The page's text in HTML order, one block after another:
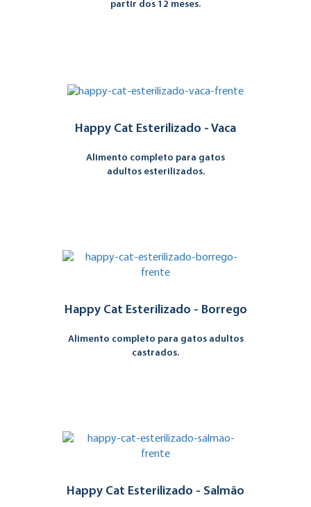
partir dos 12 meses.
Happy Cat Esterilizado - Vaca
Alimento completo para gatos
adultos esterilizados.
Happy Cat Esterilizado - Borrego
Alimento completo para gatos adultos
castrados.
Happy Cat Esterilizado - Salmão